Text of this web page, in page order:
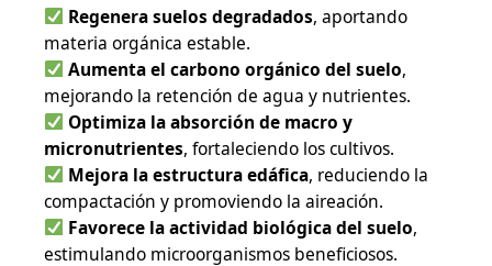
Regenera suelos degradados, aportando
materia orgánica estable.
Aumenta el carbono orgánico del suelo,
mejorando la retención de agua y nutrientes.
Optimiza la absorción de macro y
micronutrientes, fortaleciendo los cultivos.
Mejora la estructura edáfica, reduciendo la
compactación y promoviendo la aireación.
Favorece la actividad biológica del suelo,
estimulando microorganismos beneficiosos.